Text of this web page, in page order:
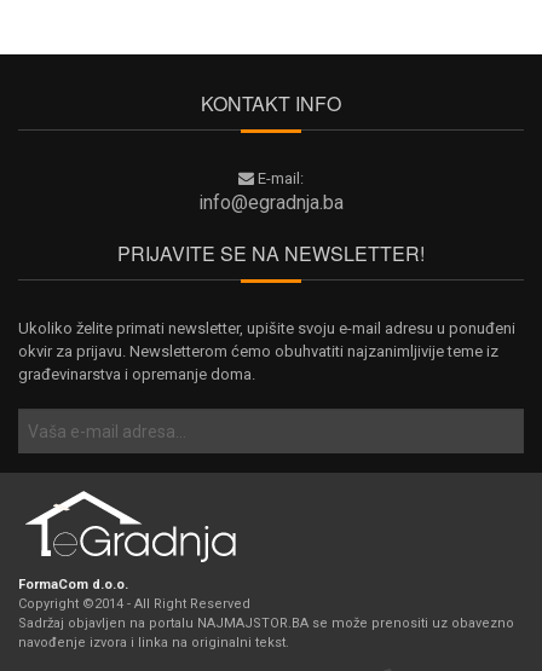
KONTAKT INFO
E-mail:
info@egradnja.ba
PRIJAVITE SE NA NEWSLETTER!
Ukoliko želite primati newsletter, upišite svoju e-mail adresu u ponuđeni
okvir za prijavu. Newsletterom ćemo obuhvatiti najzanimljivije teme iz
građevinarstva i opremanje doma.
FormaCom d.o.o.
Copyright ©2014 - All Right Reserved
Sadržaj objavljen na portalu NAJMAJSTOR.BA se može prenositi uz obavezno
navođenje izvora i linka na originalni tekst.